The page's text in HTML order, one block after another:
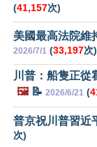
(41,157次)
美國最高法院維
2026/7/1 (33,197次)
川普：船隻正從
🖼️📝 2026/6/21 (
普京祝川普習近
次)